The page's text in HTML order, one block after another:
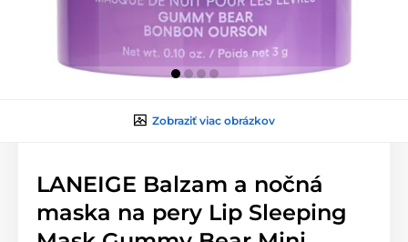
Zobraziť viac obrázkov
LANEIGE Balzam a nočná
maska na pery Lip Sleeping